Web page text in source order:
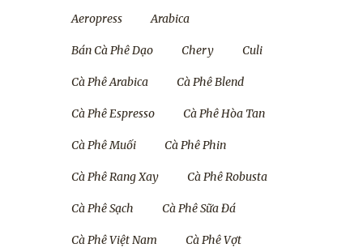
Aeropress Arabica
Bán Cà Phê Dạo Chery Culi
Cà Phê Arabica Cà Phê Blend
Cà Phê Espresso Cà Phê Hòa Tan
Cà Phê Muối Cà Phê Phin
Cà Phê Rang Xay Cà Phê Robusta
Cà Phê Sạch Cà Phê Sữa Đá
Cà Phê Việt Nam Cà Phê Vợt